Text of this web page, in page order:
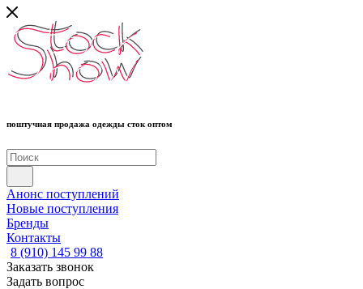
поштучная продажа одежды сток оптом
Анонс поступлений
Новые поступления
Бренды
Контакты
8 (910) 145 99 88
Заказать звонок
Задать вопрос